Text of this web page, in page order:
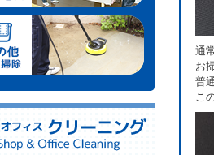
通
お
普
こ